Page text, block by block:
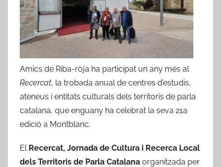
i
b
a
r
o
E
b
Amics de Riba-roja ha participat un any més al
Recercat, la trobada anual de centres d’estudis,
ateneus i entitats culturals dels territoris de parla
catalana, que enguany ha celebrat la seva 21a
edició a Montblanc.
El Recercat, Jornada de Cultura i Recerca Local
dels Territoris de Parla Catalana organitzada per